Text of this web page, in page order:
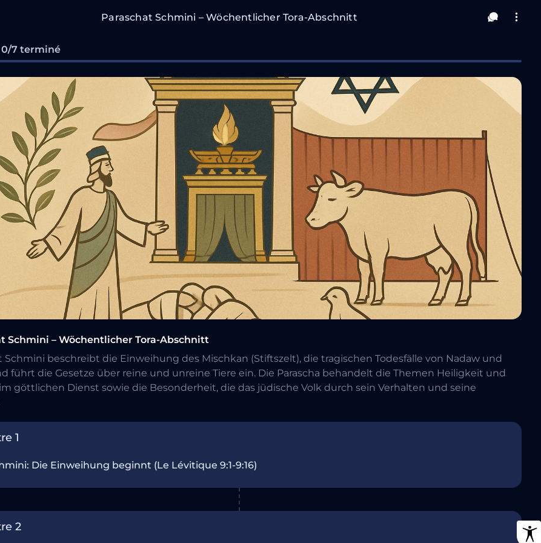
Paraschat Schmini – Wöchentlicher Tora-Abschnitt
7 terminé
Schmini – Wöchentlicher Tora-Abschnitt
Schmini beschreibt die Einweihung des Mischkan (Stiftszelt), die tragischen Todesfälle von Nadaw und
führt die Gesetze über reine und unreine Tiere ein. Die Parascha behandelt die Themen Heiligkeit und
göttlichen Dienst sowie die Besonderheit, die das jüdische Volk durch sein Verhalten und seine
wahren soll. Das tägliche Studium widmet sich jeweils einem zentralen erzählerischen oder halachischen
1
Die Einweihung beginnt (Le Lévitique 9:1-9:16)
2